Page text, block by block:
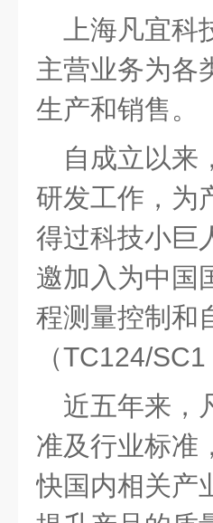
上海凡宜
主营业务为各
生产和销售。
自成立以来
研发工作，为
得过科技小巨
邀加入为中国
程测量控制和
（TC124/
近五年来，
准及行业标准
快国内相关产